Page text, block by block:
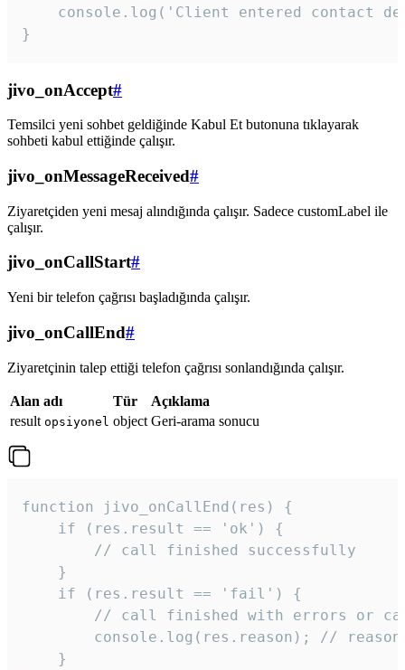
console.log('Client entered contact
}
jivo_onAccept#
Temsilci yeni sohbet geldiğinde Kabul Et butonuna tıklayarak
sohbeti kabul ettiğinde çalışır.
jivo_onMessageReceived#
Ziyaretçiden yeni mesaj alındığında çalışır. Sadece customLabel ile
çalışır.
jivo_onCallStart#
Yeni bir telefon çağrısı başladığında çalışır.
jivo_onCallEnd#
Ziyaretçinin talep ettiği telefon çağrısı sonlandığında çalışır.
Alan adı Tür
Açıklama
result opsiyonel object Geri-arama sonucu
function jivo_onCallEnd(res) {
    if (res.result == 'ok') {
        // call finished successfully
    }
    if (res.result == 'fail') {
// call finished with errors or
console.log(res.reason); //
    }